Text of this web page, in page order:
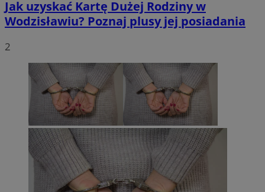
Jak uzyskać Kartę Dużej Rodziny w
Wodzisławiu? Poznaj plusy jej posiadania
2